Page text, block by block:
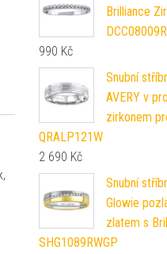
Brilliance
990 Kč
Snubní
AVERY v
zirkonem
QRALP121W
2 690 Kč
Snubní
Glowie
zlatem s
SHG1089RWGP